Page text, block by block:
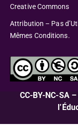
Creative Commons
Attribution – Pas
Mêmes Conditions.
CC-BY-NC-SA